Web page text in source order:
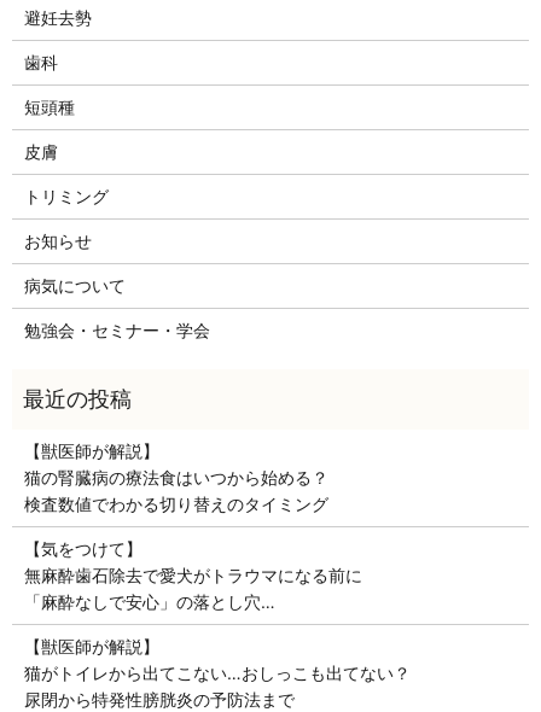
避妊去勢
歯科
短頭種
皮膚
トリミング
お知らせ
病気について
勉強会・セミナー・学会
【獣医師が解説】
猫の腎臓病の療法食はいつから始める？
検査数値でわかる切り替えのタイミング
【気をつけて】
無麻酔歯石除去で愛犬がトラウマになる前に
「麻酔なしで安心」の落とし穴…
【獣医師が解説】
猫がトイレから出てこない…おしっこも出てない？
尿閉から特発性膀胱炎の予防法まで